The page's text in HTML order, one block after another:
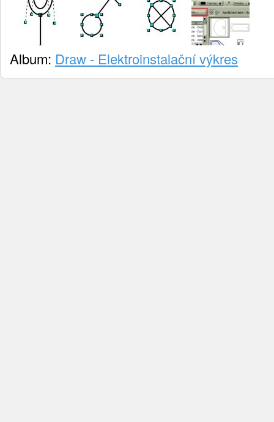
Album: Draw - Elektroinstalační výkres